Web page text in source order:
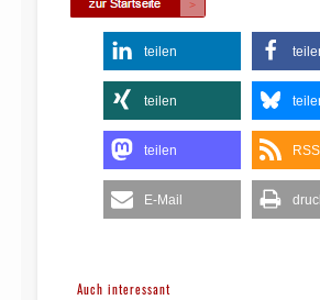
teilen
teilen
teilen
E-Mail
Auch interessant